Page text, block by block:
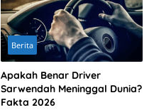
Berita
Apakah Benar Driver
Sarwendah Meninggal Dunia?
Fakta 2026